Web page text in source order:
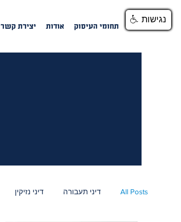
בית תחומי העיסוק אודות יצירת קשר
All Posts דיני תעבורה דיני נזיקין
נגישות
נגישות
נגישות